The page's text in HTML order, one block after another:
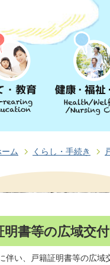
ーム くらし・手続き
明書等の広域交付
伴い、戸籍証明書等の広